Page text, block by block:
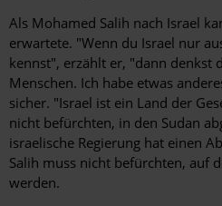
Als Mohamed Salih nach Israel
erwartete. "Wenn du Israel nur
kennst", erzählt er, "dann denkst
Menschen. Ich habe etwas
sicher. "Israel ist ein Land der
nicht befürchten, in den Sudan
israelische Regierung hat einen
Salih muss nicht befürchten, auf
werden.